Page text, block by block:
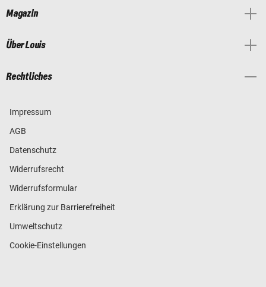
Magazin
Über Louis
Rechtliches
Impressum
AGB
Datenschutz
Widerrufsrecht
Widerrufsformular
Erklärung zur Barrierefreiheit
Umweltschutz
Cookie-Einstellungen